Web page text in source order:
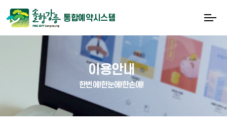
통합예약시스템
이용안내
한번에!한눈에!한손에!